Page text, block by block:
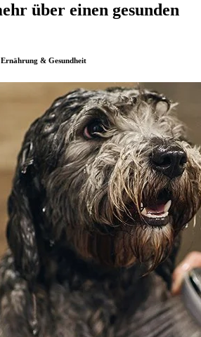
über einen gesunden
Ernährung & Gesundheit